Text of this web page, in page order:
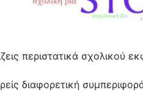
περιστατικά σχολικού
διαφορετική